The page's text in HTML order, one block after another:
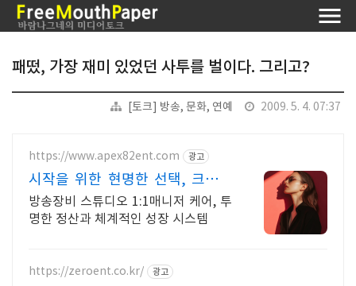
패떴, 가장 재미 있었던 사투를 벌이다. 그리고?
[토크] 방송, 문화, 연예 2009. 5. 4. 07:37
https://www.apex82ent.com 광고
시작을 위한 현명한 선택, 크리에
이터, BJ 상시 모집
방송장비 스튜디오 1:1매니저 케어, 투
명한 정산과 체계적인 성장 시스템
https://zeroent.co.kr/ 광고